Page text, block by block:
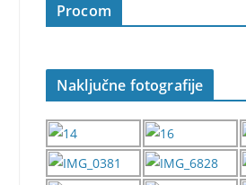
Procom
Naključne fotografije